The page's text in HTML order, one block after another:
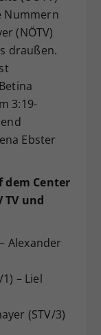
Nummern
(NÖTV)
draußen.
3:19-
Ebster
dem Center
TV und
Alexander
– Liel
(STV/3)